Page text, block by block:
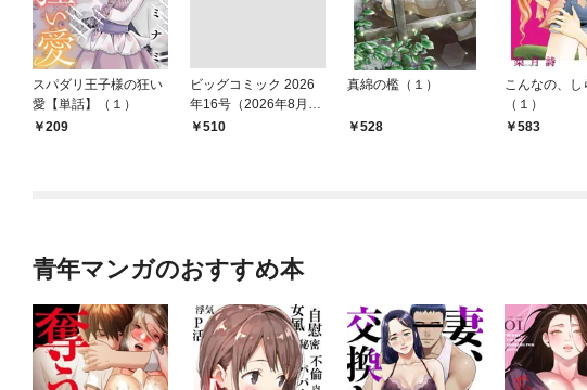
スパダリ王子様の狂い
愛【単話】（１）
209
ビッグコミック 2026
年16号（2026年8月7
日発売）
￥510
真綿の檻（１）
528
こんなの、し
（１）
583
青年マンガのおすすめ本